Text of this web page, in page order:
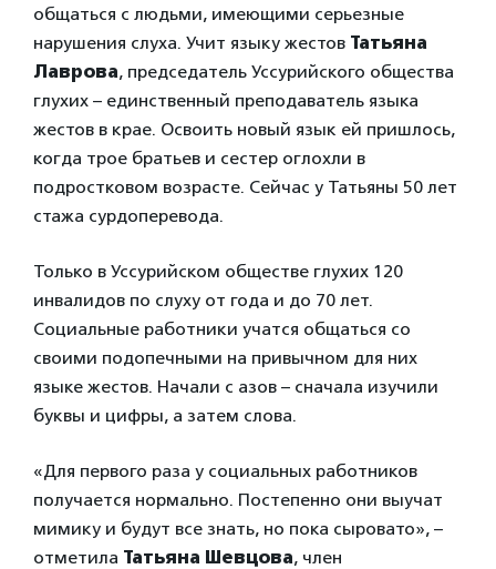
общаться с людьми, имеющими серьезные
нарушения слуха. Учит языку жестов Татьяна
Лаврова, председатель Уссурийского общества
глухих – единственный преподаватель языка
жестов в крае. Освоить новый язык ей пришлось,
когда трое братьев и сестер оглохли в
подростковом возрасте. Сейчас у Татьяны 50 лет
стажа сурдоперевода.
Только в Уссурийском обществе глухих 120
инвалидов по слуху от года и до 70 лет.
Социальные работники учатся общаться со
своими подопечными на привычном для них
языке жестов. Начали с азов ­– сначала изучили
буквы и цифры, а затем слова.
«Для первого раза у социальных работников
получается нормально. Постепенно они выучат
мимику и будут все знать, но пока сыровато», –
отметила Татьяна Шевцова, член